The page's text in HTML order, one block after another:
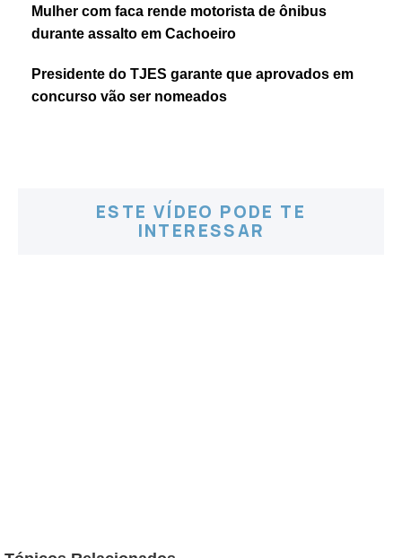
Mulher com faca rende motorista de ônibus
durante assalto em Cachoeiro
Presidente do TJES garante que aprovados em
concurso vão ser nomeados
ESTE VÍDEO PODE TE
INTERESSAR